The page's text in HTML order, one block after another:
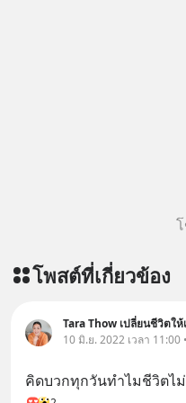
โพสต์ที่เกี่ยวข้อง
10 มิ.ย. 2022 เวลา 11:00
คิดบวกทุกวันทำไมชีวิตไ